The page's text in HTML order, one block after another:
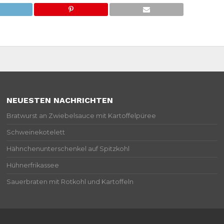
NEUESTEN NACHRICHTEN
Bratwurst an Zwiebelsauce mit Kartoffelpüree
Schweinekotelett
Hähnchenunterschenkel auf Spitzkohl
Hühnerfrikassee
Sauerbraten mit Rotkohl und Kartoffeln